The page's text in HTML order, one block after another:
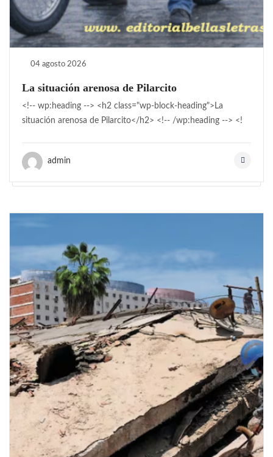
04 agosto 2026
La situación arenosa de Pilarcito
<!-- wp:heading --> <h2 class="wp-block-heading">La
situación arenosa de Pilarcito</h2> <!-- /wp:heading --> <!
admin